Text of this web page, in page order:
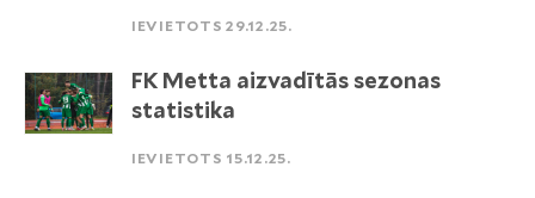
IEVIETOTS 29.12.25.
FK Metta aizvadītās sezonas
statistika
IEVIETOTS 15.12.25.